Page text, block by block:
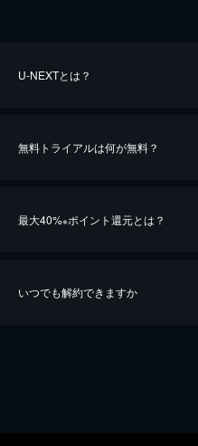
U-NEXTとは？
無料トライアルは何が無料？
最大40%※ポイント還元とは？
いつでも解約できますか